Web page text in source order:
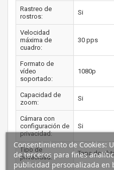
Rastreo de
rostros:
Si
Velocidad
máxima de
cuadro:
30 pps
Formato de
vídeo
soportado:
1080p
Capacidad de
zoom:
Si
Cámara con
configuración de
privacidad:
Si
Tipo de
privacidad:
Tapa de
Consentimiento de Cookies:
de terceros para fines
publicidad personalizada en